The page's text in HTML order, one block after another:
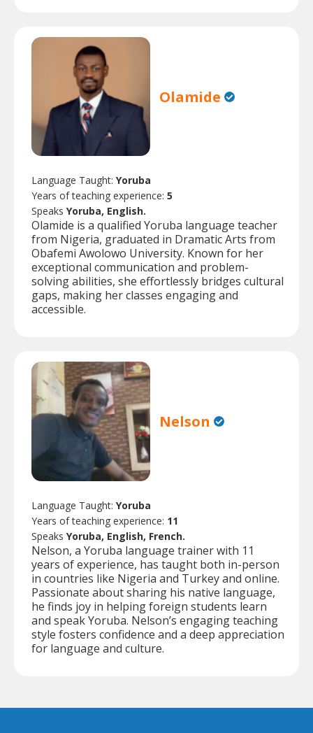
Olamide
Language Taught: Yoruba
Years of teaching experience: 5
Speaks Yoruba, English.
Olamide is a qualified Yoruba language teacher
from Nigeria, graduated in Dramatic Arts from
Obafemi Awolowo University. Known for her
exceptional communication and problem-
solving abilities, she effortlessly bridges cultural
gaps, making her classes engaging and
accessible.
Nelson
Language Taught: Yoruba
Years of teaching experience: 11
Speaks Yoruba, English, French.
Nelson, a Yoruba language trainer with 11
years of experience, has taught both in-person
in countries like Nigeria and Turkey and online.
Passionate about sharing his native language,
he finds joy in helping foreign students learn
and speak Yoruba. Nelson’s engaging teaching
style fosters confidence and a deep appreciation
for language and culture.